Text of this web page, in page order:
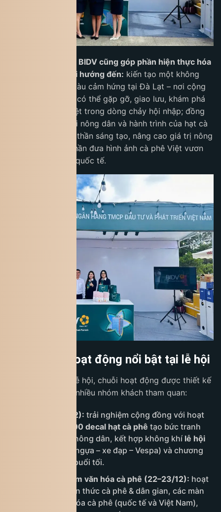
Sự đồng hành của BIDV cũng góp phần hiện thực hóa
mục tiêu mà lễ hội hướng đến: kiến tạo một không
gian trải nghiệm giàu cảm hứng tại Đà Lạt – nơi cộng
đồng và du khách có thể gặp gỡ, giao lưu, khám phá
văn hóa cà phê Việt trong dòng chảy hội nhập; đồng
thời tôn vinh người nông dân và hành trình của hạt cà
phê, thúc đẩy tinh thần sáng tạo, nâng cao giá trị nông
sản Việt và góp phần đưa hình ảnh cà phê Việt vươn
xa trên thị trường quốc tế.
Điểm nhấn hoạt động nổi bật tại lễ hội
Trong khuôn khổ lễ hội, chuỗi hoạt động được thiết kế
đa dạng, phù hợp nhiều nhóm khách tham quan:
Khai mạc (21/12): trải nghiệm cộng đồng với hoạt
10.000 decal hạt cà phê tạo bức tranh
tôn vinh người nông dân, kết hợp không khí lễ hội
(xe ngựa – xe đạp – Vespa) và chương
trình sân khấu buổi tối.
Tuần trải nghiệm văn hóa cà phê (22–23/12): hoạt
náo trò chơi kiến thức cà phê & dân gian, các màn
trình diễn văn hóa cà phê (quốc tế và Việt Nam),